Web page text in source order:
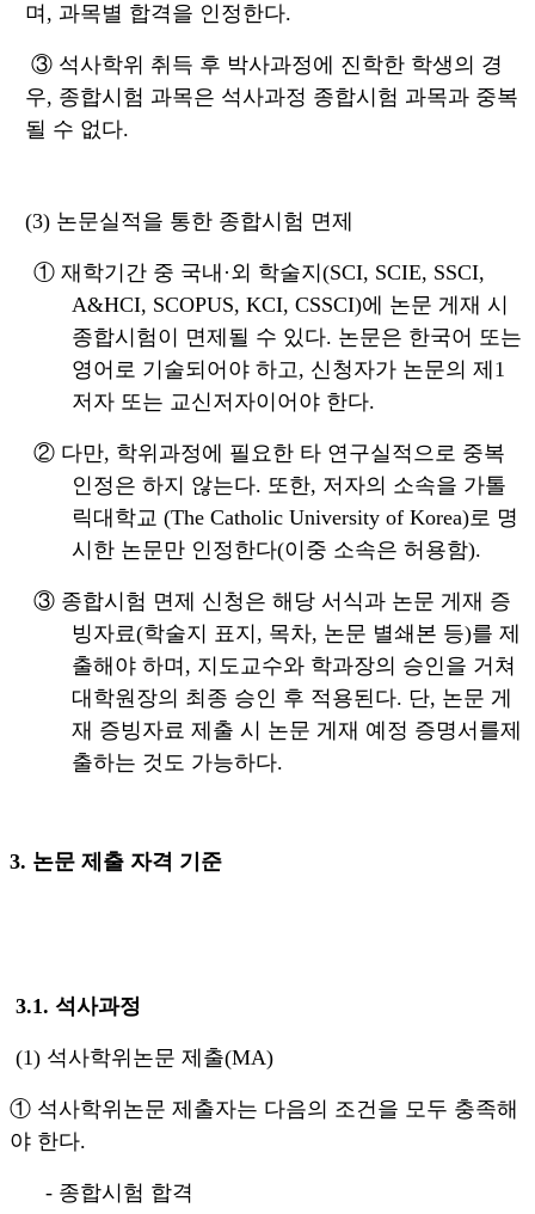
며 , 과목별 합격을 인정한다.
③ 석사학위 취득 후 박사과정에 진학한 학생의 경
우, 종합시험 과목은 석사과정 종합시험 과목과 중복
될 수 없다.
(3) 논문실적을 통한 종합시험 면제
① 재학기간 중 국내 ·외 학술지 (SCI, SCIE, SSCI,
A&HCI, SCOPUS, KCI, CSSCI)에 논문 게재 시
종합시험이 면제될 수 있다. 논문은 한국어 또는
영어로 기술되어야 하고, 신청자가 논문의 제 1
저자 또는 교신저자이어야 한다.
② 다만, 학위과정에 필요한 타 연구실적으로 중복
인정은 하지 않는다. 또한, 저자의 소속을 가톨
릭대학교(The Catholic University of Korea)로 명
시한 논문만 인정한다(이중 소속은 허용함).
③ 종합시험 면제 신청은 해당 서식과 논문 게재 증
빙자료(학술지 표지, 목차, 논문 별쇄본 등)를 제
출해야 하며 , 지도교수와 학과장의 승인을 거쳐
대학원장의 최종 승인 후 적용된다. 단, 논문 게
재 증빙자료 제출 시 논문 게재 예정 증명서를제
출하는 것도 가능하다.
3. 논문 제출 자격 기준
3.1. 석사과정
(1) 석사학위논문 제출(MA)
① 석사학위논문 제출자는 다음의 조건을 모두 충족해
야 한다.
- 종합시험 합격